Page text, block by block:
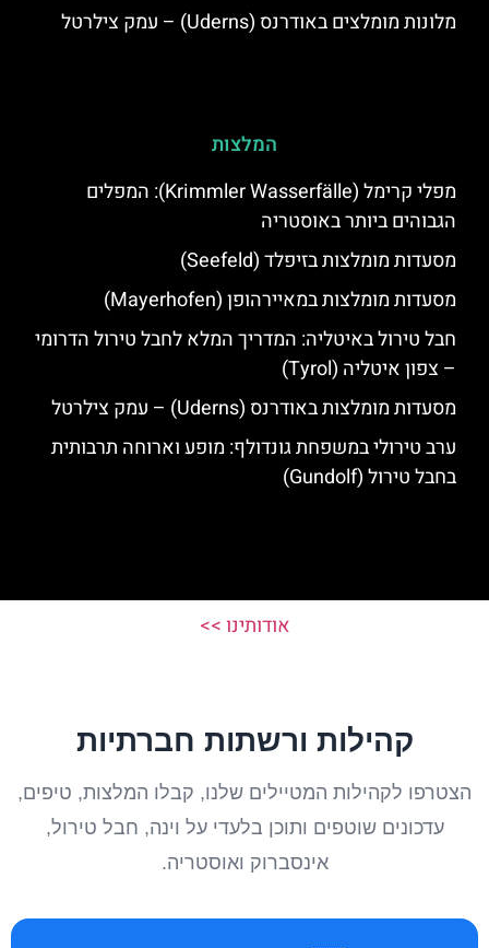
מלונות מומלצים באודרנס (Uderns) – עמק צילרטל
המלצות
מפלי קרימל (Krimmler Wasserfälle): המפלים
הגבוהים ביותר באוסטריה
מסעדות מומלצות בזיפלד (Seefeld)
מסעדות מומלצות במאיירהופן (Mayerhofen)
חבל טירול באיטליה: המדריך המלא לחבל טירול הדרומי
– צפון איטליה (Tyrol)
מסעדות מומלצות באודרנס (Uderns) – עמק צילרטל
ערב טירולי במשפחת גונדולף: מופע וארוחה תרבותית
בחבל טירול (Gundolf)
אודותינו >>
קהילות ורשתות חברתיות
הצטרפו לקהילות המטיילים שלנו, קבלו המלצות, טיפים,
עדכונים שוטפים ותוכן בלעדי על וינה, חבל טירול,
אינסברוק ואוסטריה.